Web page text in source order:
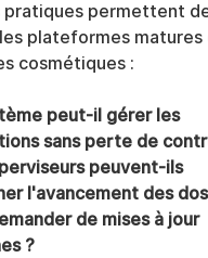
pratiques permettent
plateformes matures
cosmétiques :
peut-il gérer les
sans perte de
peuvent-ils
l'avancement des
de mises à jour
?